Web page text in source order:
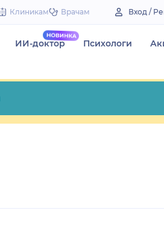
Клиникам Врачам Вход /
ИИ-доктор Психологи